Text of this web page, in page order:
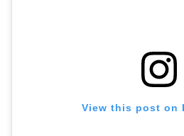
View this post on